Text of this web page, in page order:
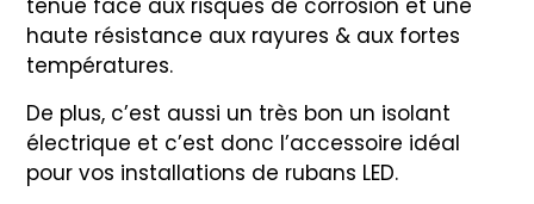
tenue face aux risques de corrosion et une
haute résistance aux rayures & aux fortes
températures.
De plus, c’est aussi un très bon un isolant
électrique et c’est donc l’accessoire idéal
pour vos installations de rubans LED.